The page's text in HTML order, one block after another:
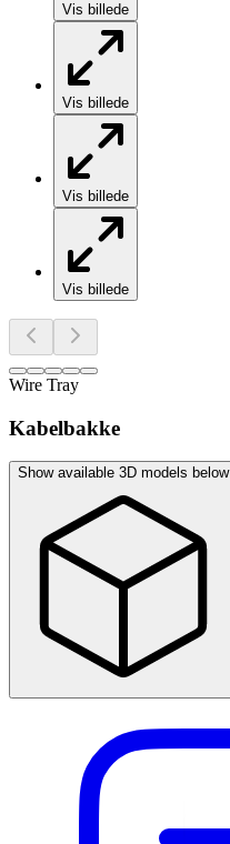
Vis billede
Vis billede
Vis billede
Vis billede
Wire Tray
Kabelbakke
Show available 3D models below